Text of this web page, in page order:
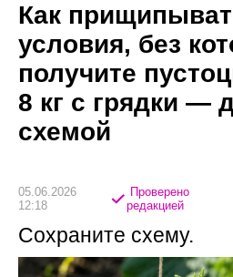
Как
условия, без
получите
8 кг с грядки —
схемой
05.06.2026
12:18
Проверено
редакцией
Сохраните схему.